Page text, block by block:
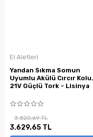
El Aletleri
Yandan Sıkma Somun
Uyumlu Akülü Cırcır Kolu
21V Güçlü Tork - Lisinya
3.820,69 TL
3.629,65 TL